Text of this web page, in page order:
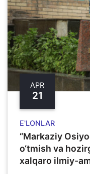
APR
21
E'LONLAR
“Markaziy
o‘tmish va
xalqaro ilmiy-